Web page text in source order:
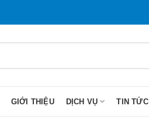
GIỚI THIỆU DỊCH VỤ TIN TỨC